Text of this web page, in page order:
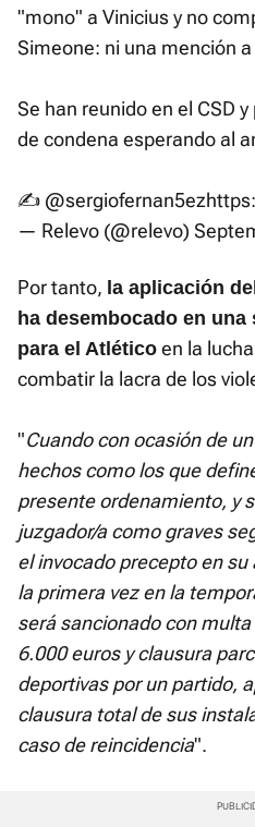
"mono" a Vinicius y no
Simeone: ni una mención
Se han reunido en el CSD
de condena esperando al
✍️ @sergiofernan5ez
— Relevo (@relevo)
Por tanto, la aplicación
ha desembocado en
para el Atlético en la
combatir la lacra de los
"Cuando con ocasión de
hechos como los que
presente ordenamiento, y
juzgador/a como graves
el invocado precepto en
la primera vez en la
será sancionado con
6.000 euros y clausura
deportivas por un partido,
clausura total de sus
caso de reincidencia".